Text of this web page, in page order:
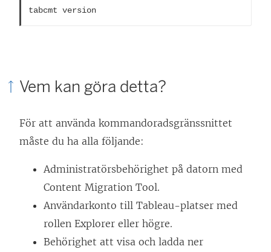
tabcmt version
Vem kan göra detta?
För att använda kommandoradsgränssnittet
måste du ha alla följande:
Administratörsbehörighet på datorn med
Content Migration Tool.
Användarkonto till Tableau-platser med
rollen Explorer eller högre.
Behörighet att visa och ladda ner